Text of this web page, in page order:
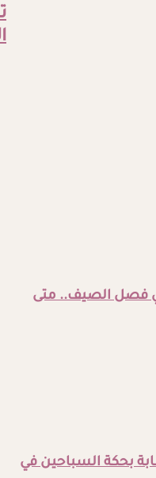
في فصل الصيف.. متى
بحكة السباحين في